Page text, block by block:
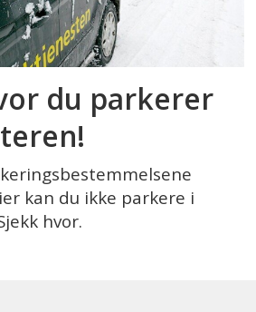
du parkerer
kan du ikke parkere i
hvor.